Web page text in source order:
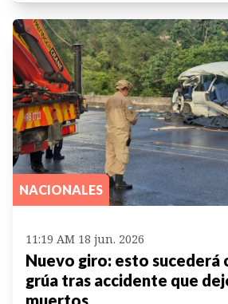
NACIONALES
11:19 AM 18 jun. 2026
Nuevo giro: esto sucederá
grúa tras accidente que
muertos